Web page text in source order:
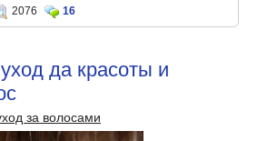
2076 16
да красоты и
за волосами